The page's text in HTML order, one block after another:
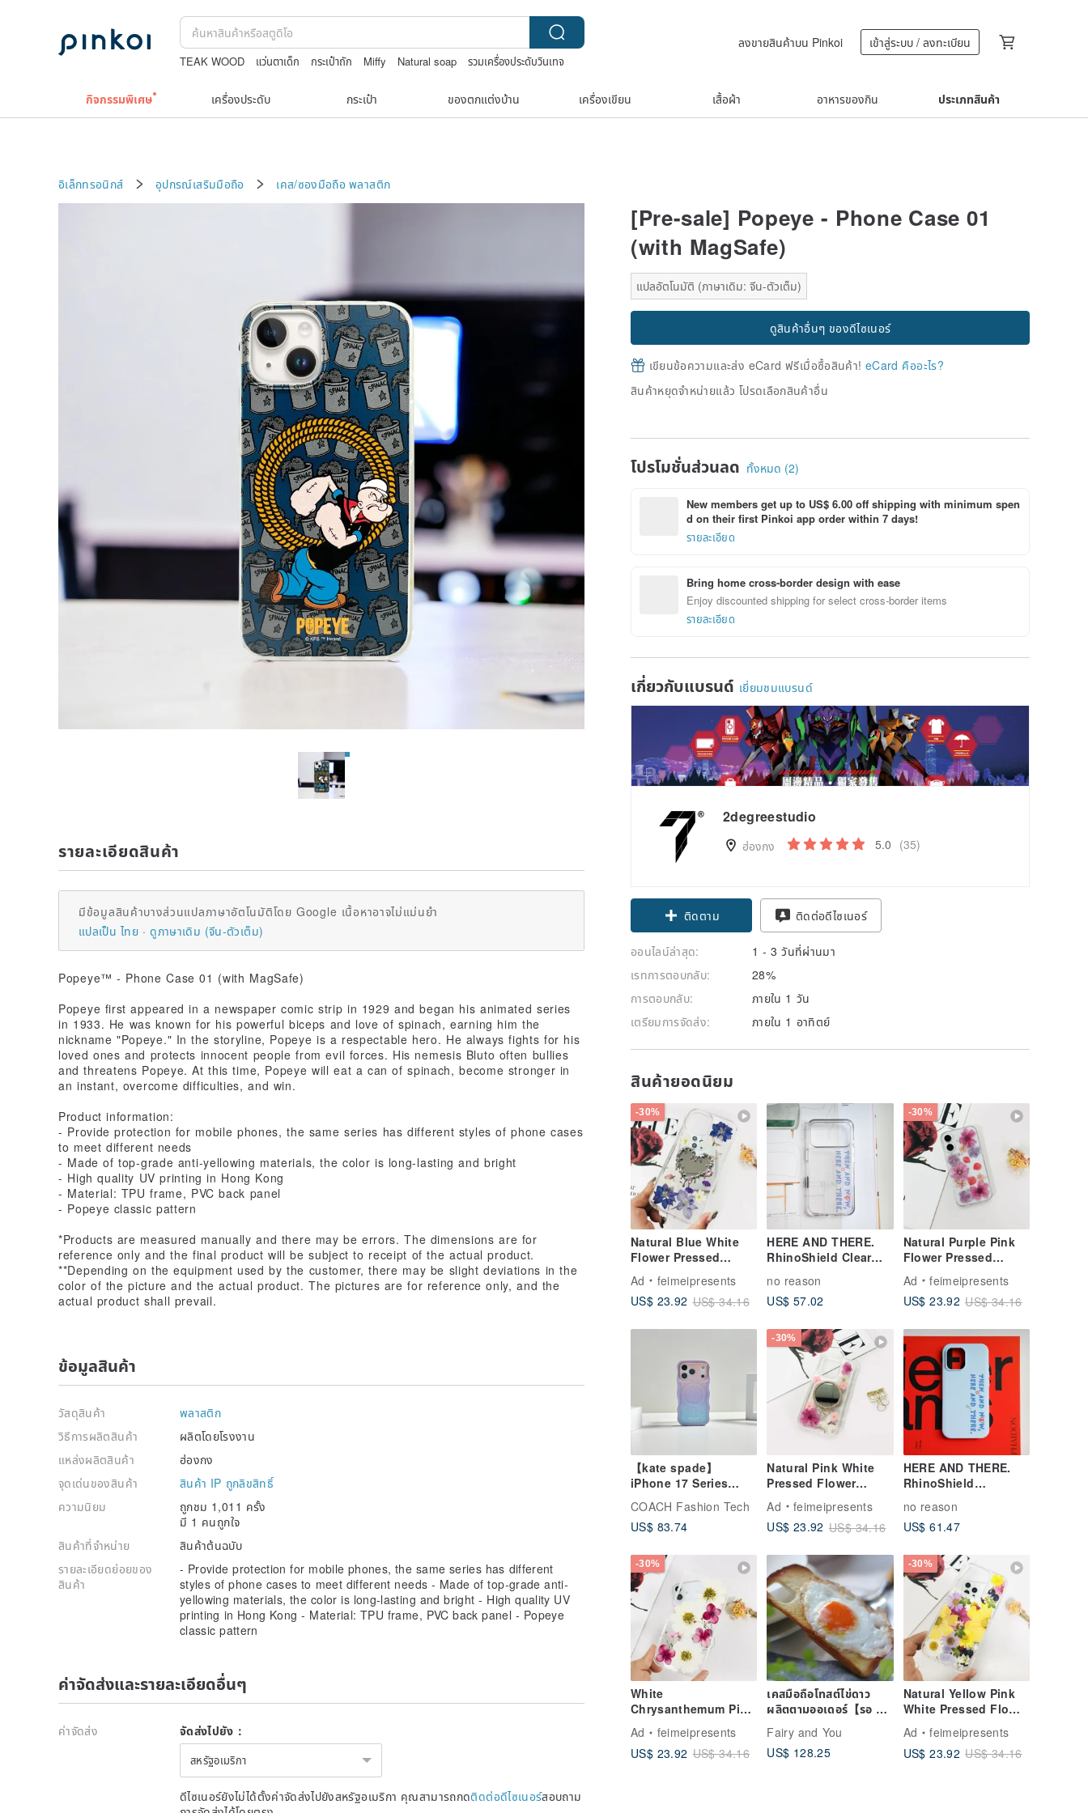
TEAK WOOD แว่นตาเด็ก กระเป๋าถัก Miffy Natural soap
รวมเครื่องประดับวินเทจ
ลงขายสินค้าบน Pinkoi เข้าสู่ระบบ / ลงทะเบียน
กิจกรรมพิเศษ เครื่องประดับ กระเป๋า ของตกแต่งบ้าน เครื่องเขียน เสื้อผ้า อาหารของกิน ประเภทสินค้า
อิเล็กทรอนิกส์ อุปกรณ์เสริมมือถือ เคส/ซองมือถือ พลาสติก
[Pre-sale] Popeye - Phone Case 01
(with MagSafe)
แปลอัตโนมัติ (ภาษาเดิม: จีน-ตัวเต็ม)
ดูสินค้าอื่นๆ ของดีไซเนอร์
เขียนข้อความและส่ง eCard ฟรีเมื่อซื้อสินค้า! eCard คืออะไร?
สินค้าหยุดจำหน่ายแล้ว โปรดเลือกสินค้าอื่น
โปรโมชั่นส่วนลด ทั้งหมด (2)
New members get up to US$ 6.00 off shipping with minimum spen
d on their first Pinkoi app order within 7 days!
รายละเอียด
Bring home cross-border design with ease
Enjoy discounted shipping for select cross-border items
รายละเอียด
เกี่ยวกับแบรนด์ เยี่ยมชมแบรนด์
2degreestudio
ฮ่องกง 5.0 (35)
ติดตาม ติดต่อดีไซเนอร์
ออนไลน์ล่าสุด:
1 - 3 วันที่ผ่านมา
เรทการตอบกลับ:
28%
การตอบกลับ:
ภายใน 1 วัน
เตรียมการจัดส่ง:
ภายใน 1 อาทิตย์
สินค้ายอดนิยม
-30%
Natural Blue White
Flower Pressed
for iPhone 16
Samsung S25
Ad
feimeipresents
US$ 23.92 US$ 34.16
HERE AND THERE.
RhinoShield Clear
no reason
US$ 57.02
-30%
Natural Purple Pink
Flower Pressed
for iPhone 16
Samsung S25
Ad
feimeipresents
US$ 23.92 US$ 34.16
【kate spade】
iPhone 17 Series
Premium MagSafe
Protective Wave Case
– Pastel Purpl
COACH Fashion Tech
US$ 83.74
-30%
Natural Pink White
Pressed Flower
Mirror Phone Case
for iPhone 16
Samsung S25
Ad
feimeipresents
US$ 23.92 US$ 34.16
HERE AND THERE.
RhinoShield
Case
no reason
US$ 61.47
-30%
White
Chrysanthemum Pink
Flower Pressed
Flower Phone Case
iPhone 16 Samsung
Ad
feimeipresents
US$ 23.92 US$ 34.16
เคสมือถือโทสต์ไข่ดาว
ผลิตตามออเดอร์【รอ 1
เดือน】
Fairy and You
US$ 128.25
-30%
Natural Yellow Pink
White Pressed Flower
Phone Case for
iPhone 16e Samsung
S25
Ad
feimeipresents
US$ 23.92 US$ 34.16
รายละเอียดสินค้า
มีข้อมูลสินค้าบางส่วนแปลภาษาอัตโนมัติโดย Google เนื้อหาอาจไม่แม่นยำ
แปลเป็น ไทย
ดูภาษาเดิม (จีน-ตัวเต็ม)
Popeye™ - Phone Case 01 (with MagSafe)
Popeye first appeared in a newspaper comic strip in 1929 and began his animated series
in 1933. He was known for his powerful biceps and love of spinach, earning him the
nickname "Popeye." In the storyline, Popeye is a respectable hero. He always fights for his
loved ones and protects innocent people from evil forces. His nemesis Bluto often bullies
and threatens Popeye. At this time, Popeye will eat a can of spinach, become stronger in
an instant, overcome difficulties, and win.
Product information:
- Provide protection for mobile phones, the same series has different styles of phone cases
to meet different needs
- Made of top-grade anti-yellowing materials, the color is long-lasting and bright
- High quality UV printing in Hong Kong
- Material: TPU frame, PVC back panel
- Popeye classic pattern
*Products are measured manually and there may be errors. The dimensions are for
reference only and the final product will be subject to receipt of the actual product.
**Depending on the equipment used by the customer, there may be slight deviations in the
color of the picture and the actual product. The pictures are for reference only, and the
actual product shall prevail.
ข้อมูลสินค้า
วัสดุสินค้า
พลาสติก
วิธีการผลิตสินค้า
ผลิตโดยโรงงาน
แหล่งผลิตสินค้า
ฮ่องกง
จุดเด่นของสินค้า
สินค้า IP ถูกลิขสิทธิ์
ความนิยม
ถูกชม 1,011 ครั้ง
มี 1 คนถูกใจ
สินค้าที่จำหน่าย
สินค้าต้นฉบับ
รายละเอียดย่อยของ
สินค้า
- Provide protection for mobile phones, the same series has different
styles of phone cases to meet different needs - Made of top-grade anti-
yellowing materials, the color is long-lasting and bright - High quality UV
printing in Hong Kong - Material: TPU frame, PVC back panel - Popeye
classic pattern
ค่าจัดส่งและรายละเอียดอื่นๆ
ค่าจัดส่ง จัดส่งไปยัง：
สหรัฐอเมริกา
ดีไซเนอร์ยังไม่ได้ตั้งค่าจัดส่งไปยังสหรัฐอเมริกา คุณสามารถกดติดต่อดีไซเนอร์สอบถาม